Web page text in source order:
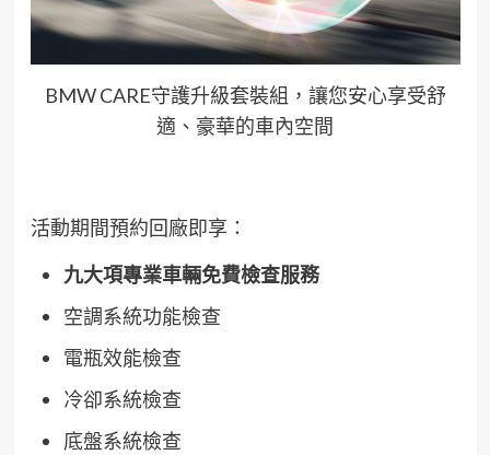
BMW CARE守護升級套裝組，讓您安心享受舒
適、豪華的車內空間
活動期間預約回廠即享：
九大項專業車輛免費檢查服務
空調系統功能檢查
電瓶效能檢查
冷卻系統檢查
底盤系統檢查